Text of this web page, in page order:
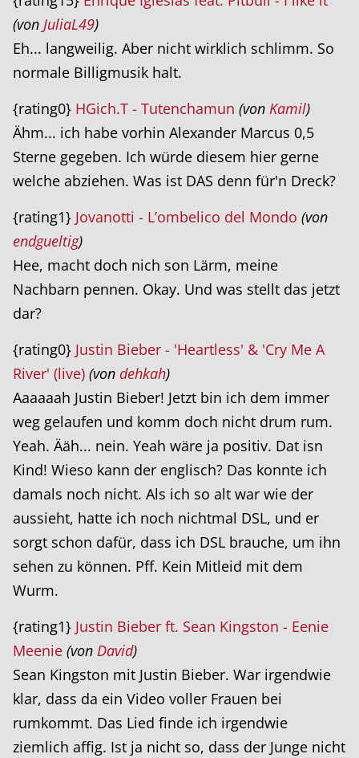
(von JuliaL49)
Eh... langweilig. Aber nicht wirklich schlimm. So
normale Billigmusik halt.
{rating0} HGich.T - Tutenchamun (von Kamil)
Ähm... ich habe vorhin Alexander Marcus 0,5
Sterne gegeben. Ich würde diesem hier gerne
welche abziehen. Was ist DAS denn für'n Dreck?
{rating1} Jovanotti - L’ombelico del Mondo (von
endgueltig)
Hee, macht doch nich son Lärm, meine
Nachbarn pennen. Okay. Und was stellt das jetzt
dar?
{rating0} Justin Bieber - 'Heartless' & 'Cry Me A
River' (live) (von dehkah)
Aaaaaah Justin Bieber! Jetzt bin ich dem immer
weg gelaufen und komm doch nicht drum rum.
Yeah. Ääh... nein. Yeah wäre ja positiv. Dat isn
Kind! Wieso kann der englisch? Das konnte ich
damals noch nicht. Als ich so alt war wie der
aussieht, hatte ich noch nichtmal DSL, und er
sorgt schon dafür, dass ich DSL brauche, um ihn
sehen zu können. Pff. Kein Mitleid mit dem
Wurm.
{rating1} Justin Bieber ft. Sean Kingston - Eenie
Meenie (von David)
Sean Kingston mit Justin Bieber. War irgendwie
klar, dass da ein Video voller Frauen bei
rumkommt. Das Lied finde ich irgendwie
ziemlich affig. Ist ja nicht so, dass der Junge nicht